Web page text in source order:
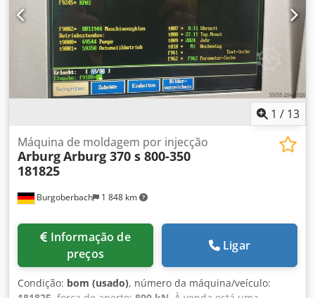
1 / 13
Burgoberbach 1 848 km
Máquina de moldagem por injecção
ArburgArburg 370 s 800-350
181825
preços
Ligar
Condição: bom (usado), número da máquina/veículo: